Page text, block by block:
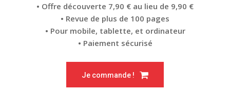
• Offre découverte 7,90 € au lieu de 9,90 €
• Revue de plus de 100 pages
• Pour mobile, tablette, et ordinateur
• Paiement sécurisé
Je commande !